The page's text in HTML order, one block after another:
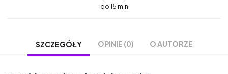
do 15 min
SZCZEGÓŁY OPINIE (0) O AUTORZE